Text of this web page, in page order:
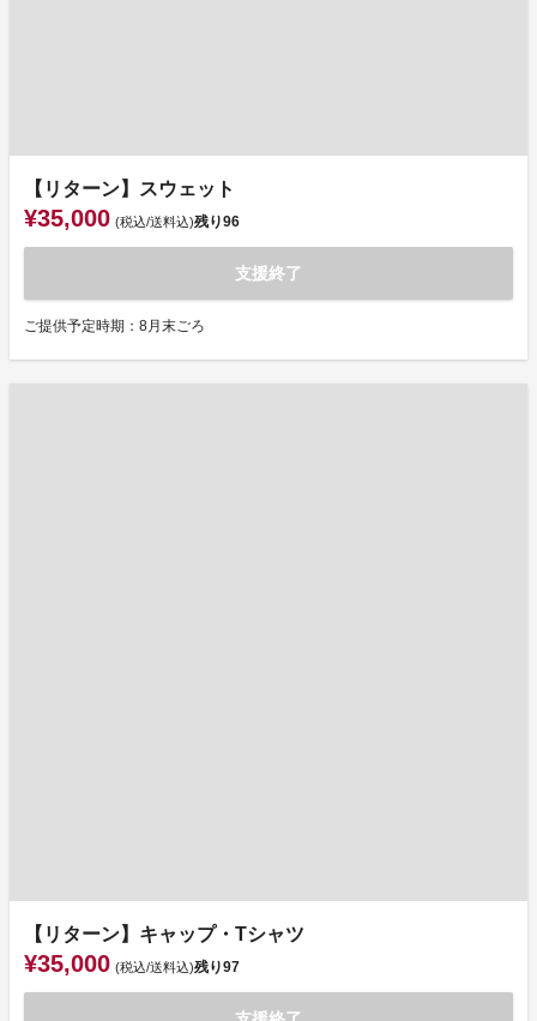
【リターン】スウェット
¥35,000 (税込/送料込)残り96
支援終了
ご提供予定時期：8月末ごろ
【リターン】キャップ・Tシャツ
¥35,000 (税込/送料込)残り97